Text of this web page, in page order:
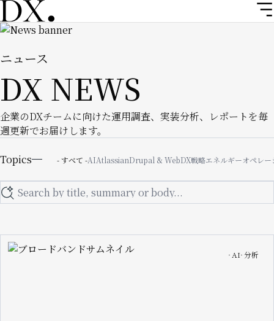
メ
イ
ン
ン
テ
に
移
ニュース
DX NEWS
企業のDXチームに向けた運用調査、実装分析、レポートを毎
週更新でお届けします。
Image
Topics - すべて -AIAtlassianDrupal & WebDX戦略エネルギーオペレー
Search
Image AI 分析